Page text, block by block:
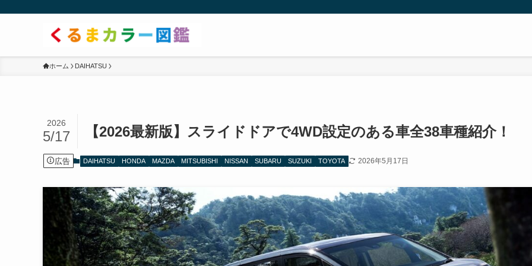
ホーム DAIHATSU
【2026最新版】スライドドアで4WD設定のある車全38車種紹介！
2026
5/17
広告 DAIHATSU HONDA MAZDA MITSUBISHI NISSAN SUBARU SUZUKI TOYOTA 2026年5月17日